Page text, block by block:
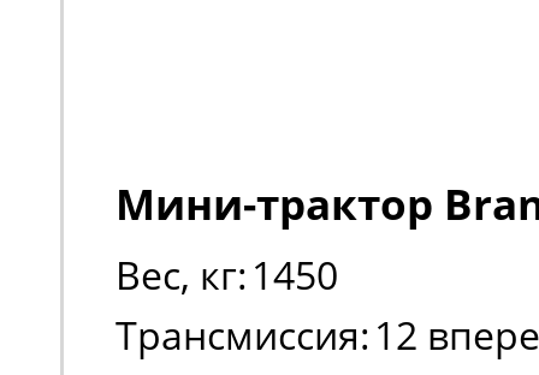
Мини-трактор
Вес, кг: 1450
Трансмиссия: 12